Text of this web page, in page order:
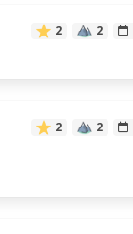
2 2
2 2